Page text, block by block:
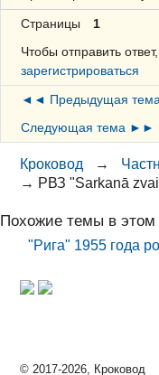
Страницы
1
Чтобы отправить
зарегистрироваться
◄◄ Предыдущая тема
Следующая тема ►►
Кроковод →
→ РВЗ "Sarkanā
Похожие темы в этом
"Рига" 1955 года
© 2017-2026, Кроковод